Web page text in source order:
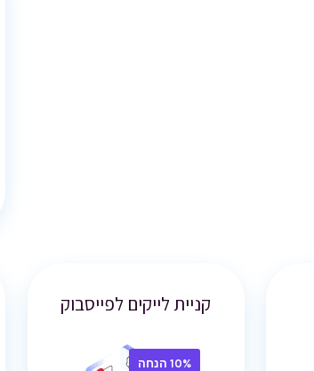
קניית לייקים לפייסבוק
10% הנחה